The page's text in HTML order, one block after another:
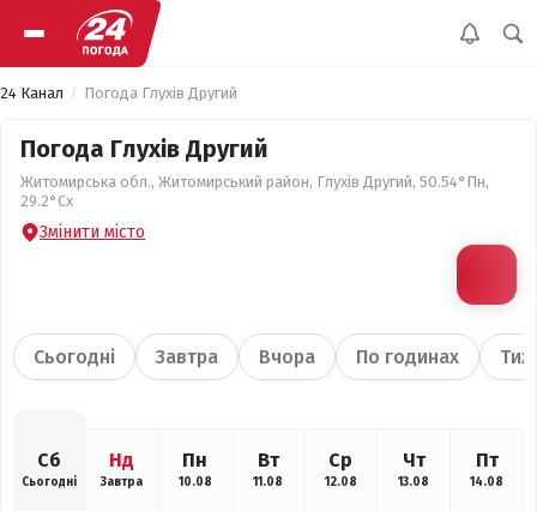
24 Канал Погода Глухів Другий
Погода Глухів Другий
Житомирська обл., Житомирський район, Глухів Другий, 50.54°Пн,
29.2°Сх
Змінити місто
Сьогодні Завтра Вчора По годинах
Сб
Сьогодні
Нд
Завтра
Пн
10.08
Вт
11.08
Ср
12.08
Чт
13.08
Пт
14.08